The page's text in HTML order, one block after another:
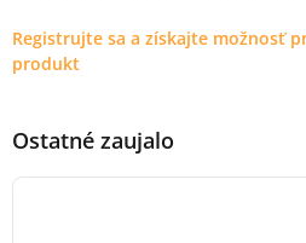
Registrujte sa a získajte možnosť
produkt
Ostatné zaujalo